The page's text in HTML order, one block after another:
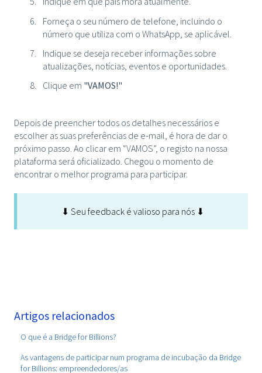
Forneça o seu número de telefone, incluindo o
número que utiliza com o WhatsApp, se aplicável.
Indique se deseja receber informações sobre
atualizações, notícias, eventos e oportunidades.
Clique em "VAMOS!"
Depois de preencher todos os detalhes necessários e
escolher as suas preferências de e-mail, é hora de dar o
próximo passo. Ao clicar em “VAMOS”, o registo na nossa
plataforma será oficializado. Chegou o momento de
encontrar o melhor programa para participar.
⬇ Seu feedback é valioso para nós ⬇
Artigos relacionados
O que é a Bridge for Billions?
As vantagens de participar num programa de incubação da Bridge
for Billions: empreendedores/as